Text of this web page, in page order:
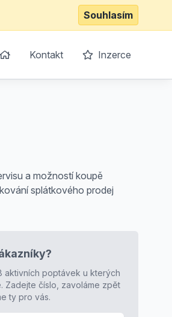
Souhlasím
Kontakt Inzerce
a možností koupě
splátkového prodej
aktivních poptávek u kterých
Zadejte číslo, zavoláme zpět
ty pro vás.